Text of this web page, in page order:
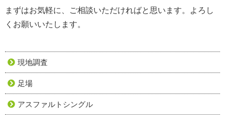
まずはお気軽に、ご相談いただければと思います。よろし
くお願いいたします。
現地調査
足場
アスファルトシングル